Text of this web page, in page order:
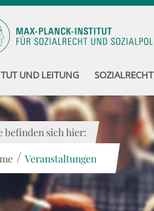
UND LEITUNG SOZIALRECHT
befinden sich hier:
/ Veranstaltungen